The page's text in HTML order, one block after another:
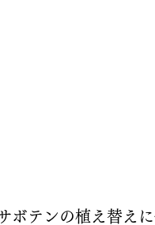
ボテンの植え替え